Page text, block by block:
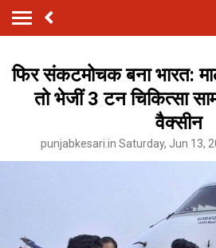
फिर संकटमोचक बना भारत:
तो भेजीं 3 टन चिकित्सा
वैक्सीन
punjabkesari.in Saturday, Jun 13,